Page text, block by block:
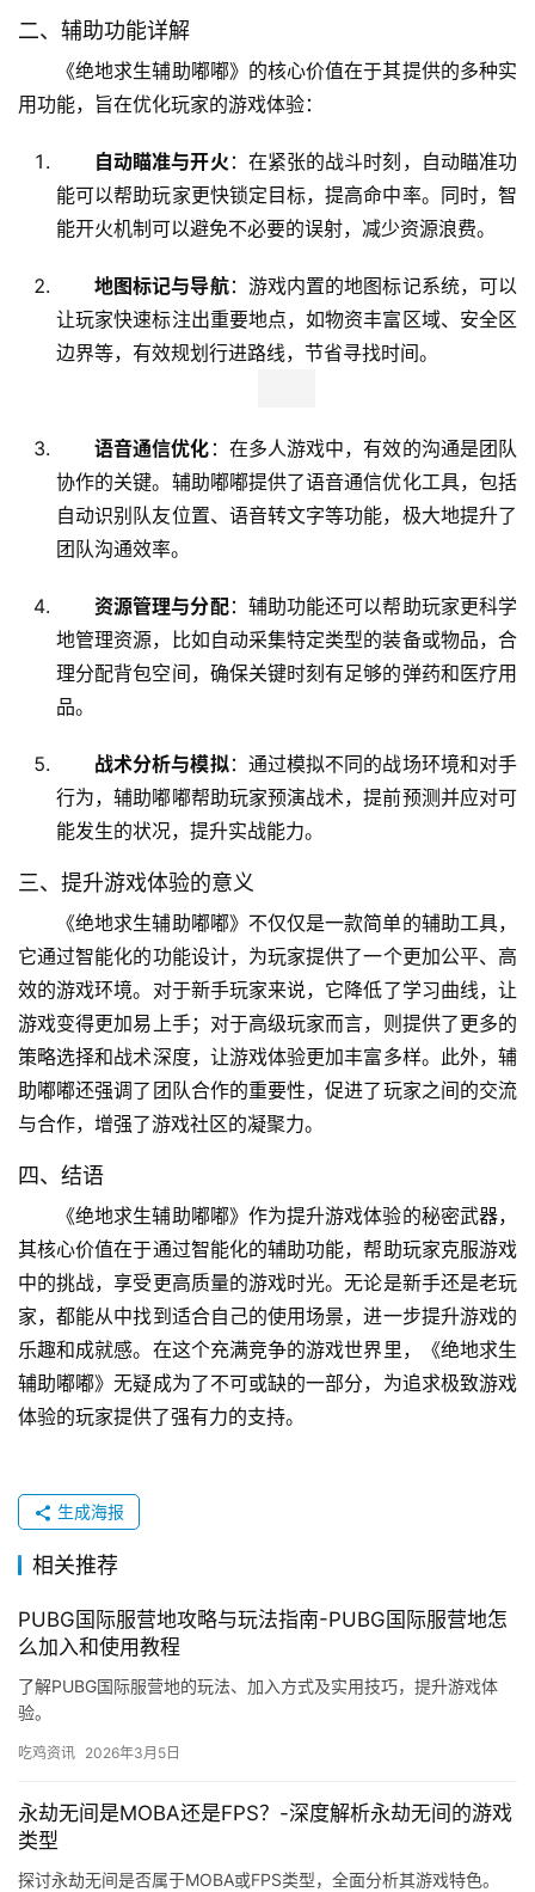
二、辅助功能详解
《绝地求生辅助嘟嘟》的核心价值在于其提供的多种实
用功能，旨在优化玩家的游戏体验：
自动瞄准与开火 ：在紧张的战斗时刻，自动瞄准功
能可以帮助玩家更快锁定目标，提高命中率。同时，智
能开火机制可以避免不必要的误射，减少资源浪费。
地图标记与导航：游戏内置的地图标记系统，可以
让玩家快速标注出重要地点，如物资丰富区域、安全区
边界等，有效规划行进路线，节省寻找时间。
语音通信优化 ：在多人游戏中，有效的沟通是团队
协作的关键。辅助嘟嘟提供了语音通信优化工具，包括
自动识别队友位置、语音转文字等功能，极大地提升了
团队沟通效率。
资源管理与分配：辅助功能还可以帮助玩家更科学
地管理资源，比如自动采集特定类型的装备或物品，合
理分配背包空间，确保关键时刻有足够的弹药和医疗用
品。
战术分析与模拟：通过模拟不同的战场环境和对手
行为，辅助嘟嘟帮助玩家预演战术，提前预测并应对可
能发生的状况，提升实战能力。
三、提升游戏体验的意义
《绝地求生辅助嘟嘟》不仅仅是一款简单的辅助工具，
它通过智能化的功能设计，为玩家提供了一个更加公平、高
效的游戏环境。对于新手玩家来说，它降低了学习曲线，让
游戏变得更加易上手；对于高级玩家而言，则提供了更多的
策略选择和战术深度，让游戏体验更加丰富多样。此外，辅
助嘟嘟还强调了团队合作的重要性，促进了玩家之间的交流
与合作，增强了游戏社区的凝聚力。
四、结语
《绝地求生辅助嘟嘟》作为提升游戏体验的秘密武器，
其核心价值在于通过智能化的辅助功能，帮助玩家克服游戏
中的挑战，享受更高质量的游戏时光。无论是新手还是老玩
家，都能从中找到适合自己的使用场景，进一步提升游戏的
乐趣和成就感。在这个充满竞争的游戏世界里，《绝地求生
辅助嘟嘟》无疑成为了不可或缺的一部分，为追求极致游戏
体验的玩家提供了强有力的支持。
生成海报
相关推荐
PUBG国际服营地攻略与玩法指南-PUBG国际服营地怎
么加入和使用教程
了解PUBG国际服营地的玩法、加入方式及实用技巧，提升游戏体
验。
吃鸡资讯 2026年3月5日
永劫无间是MOBA还是FPS？-深度解析永劫无间的游戏
类型
探讨永劫无间是否属于MOBA或FPS类型，全面分析其游戏特色。